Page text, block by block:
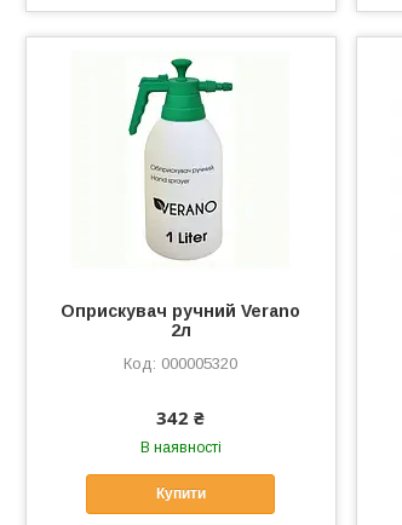
Оприскувач ручний Verano
2л
000005320
342 ₴
В наявності
Купити